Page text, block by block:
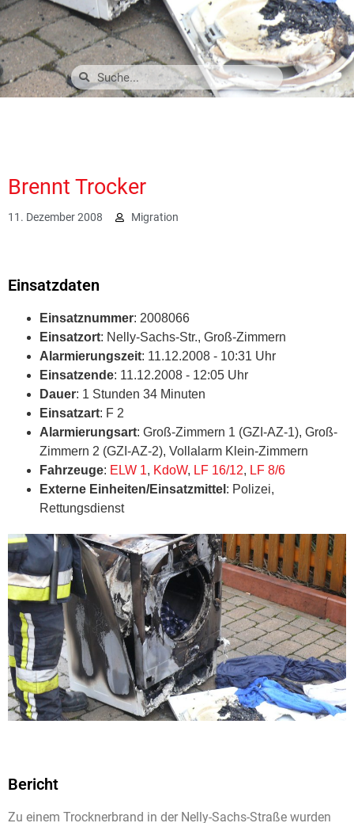
Brennt Trocker
11. Dezember 2008 Migration
Einsatzdaten
Einsatznummer: 2008066
Einsatzort: Nelly-Sachs-Str., Groß-Zimmern
Alarmierungszeit: 11.12.2008 - 10:31 Uhr
Einsatzende: 11.12.2008 - 12:05 Uhr
Dauer: 1 Stunden 34 Minuten
Einsatzart: F 2
Alarmierungsart: Groß-Zimmern 1 (GZI-AZ-1), Groß-
Zimmern 2 (GZI-AZ-2), Vollalarm Klein-Zimmern
Fahrzeuge: ELW 1, KdoW, LF 16/12, LF 8/6
Externe Einheiten/Einsatzmittel : Polizei,
Rettungsdienst
Bericht
Zu einem Trocknerbrand in der Nelly-Sachs-Straße wurden